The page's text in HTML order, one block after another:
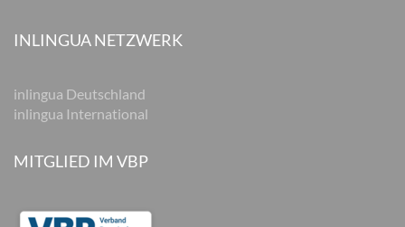
INLINGUA NETZWERK
inlingua Deutschland
inlingua International
MITGLIED IM VBP